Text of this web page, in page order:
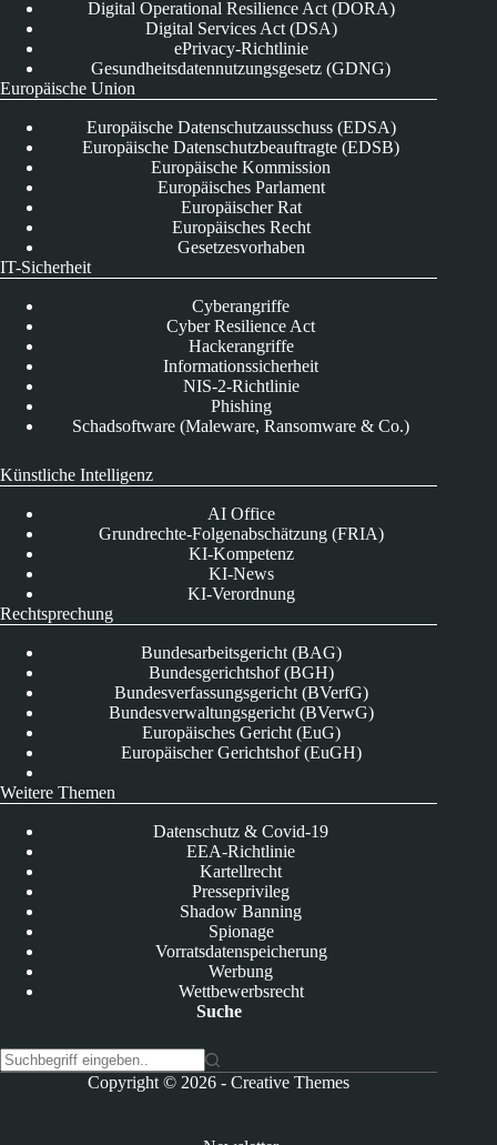
Digital Operational Resilience Act (DORA)
Digital Services Act (DSA)
ePrivacy-Richtlinie
Gesundheitsdatennutzungsgesetz (GDNG)
Europäische Union
Europäische Datenschutzausschuss (EDSA)
Europäische Datenschutzbeauftragte (EDSB)
Europäische Kommission
Europäisches Parlament
Europäischer Rat
Europäisches Recht
Gesetzesvorhaben
IT-Sicherheit
Cyberangriffe
Cyber Resilience Act
Hackerangriffe
Informationssicherheit
NIS-2-Richtlinie
Phishing
Schadsoftware (Maleware, Ransomware & Co.)
Künstliche Intelligenz
AI Office
Grundrechte-Folgenabschätzung (FRIA)
KI-Kompetenz
KI-News
KI-Verordnung
Rechtsprechung
Bundesarbeitsgericht (BAG)
Bundesgerichtshof (BGH)
Bundesverfassungsgericht (BVerfG)
Bundesverwaltungsgericht (BVerwG)
Europäisches Gericht (EuG)
Europäischer Gerichtshof (EuGH)
Weitere Themen
Datenschutz & Covid-19
EEA-Richtlinie
Kartellrecht
Presseprivileg
Shadow Banning
Spionage
Vorratsdatenspeicherung
Werbung
Wettbewerbsrecht
Suche
Copyright © 2026 -Creative Themes